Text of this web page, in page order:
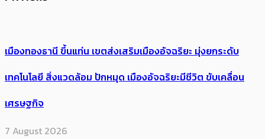
เมืองทองธานี ขึ้นแท่น เขตส่งเสริมเมืองอัจฉริยะ มุ่งยกระดับ
เทคโนโลยี สิ่งแวดล้อม ปักหมุด เมืองอัจฉริยะมีชีวิต ขับเคลื่อน
เศรษฐกิจ
7 August 2026